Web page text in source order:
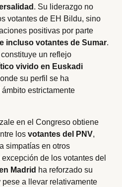
. Su liderazgo no
votantes de EH Bildu, sino
positivas por parte
incluso votantes de Sumar.
un reflejo
vivido en Euskadi
su perfil se ha
estrictamente
en el Congreso obtiene
losvotantes del PNV,
simpatías en otros
de los votantes del
Madrid ha reforzado su
a llevar relativamente